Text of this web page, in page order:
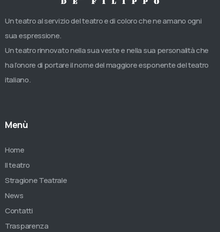
Un teatro al servizio del teatro e di coloro che ne amano ogni
sua espressione.
Un teatro rinnovato nella sua veste e nella sua personalità che
ha l’onore di portare il nome del maggiore esponente del teatro
italiano.
Menù
Home
Il teatro
Stragione Teatrale
News
Contatti
Trasparenza